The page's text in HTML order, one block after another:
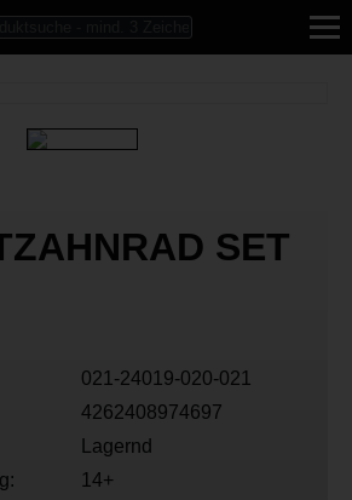
SET
021-24019-020-021
4262408974697
Lagernd
14+